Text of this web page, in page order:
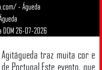
- Águeda
26-07-2026
traz muita cor e
Portugal.Este evento, que